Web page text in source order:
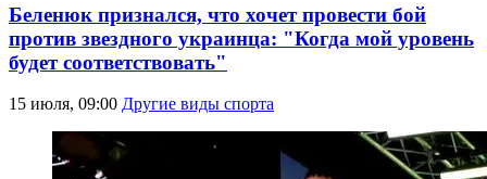
Беленюк признался, что хочет провести бой
против звездного украинца: "Когда мой уровень
будет соответствовать"
15 июля, 09:00 Другие виды спорта